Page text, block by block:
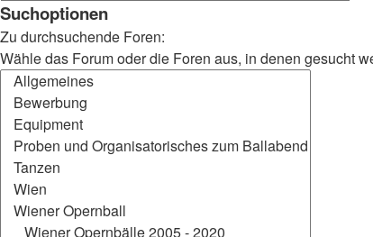
Suchoptionen
Zu durchsuchende Foren:
Wähle das Forum oder die Foren aus, in denen gesucht